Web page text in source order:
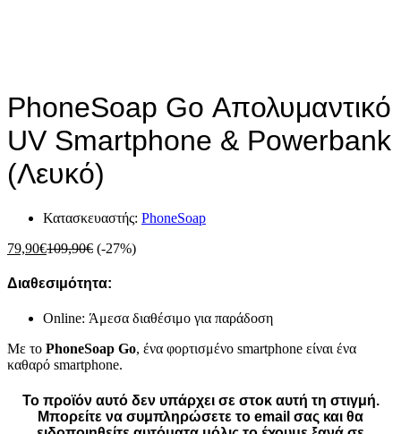
PhoneSoap Go Απολυμαντικό
UV Smartphone & Powerbank
(Λευκό)
Κατασκευαστής: PhoneSoap
79,90€109,90€ (-27%)
Διαθεσιμότητα:
Online: Άμεσα διαθέσιμο για παράδοση
Με το PhoneSoap Go, ένα φορτισμένο smartphone είναι ένα
καθαρό smartphone.
Το προϊόν αυτό δεν υπάρχει σε στοκ αυτή τη στιγμή.
Mπορείτε να συμπληρώσετε το email σας και θα